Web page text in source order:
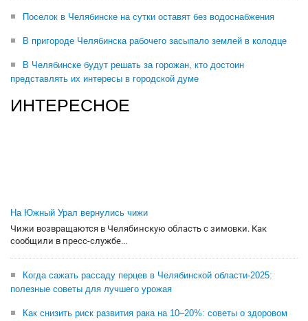
Поселок в Челябинске на сутки оставят без водоснабжения
В пригороде Челябинска рабочего засыпало землей в колодце
В Челябинске будут решать за горожан, кто достоин
представлять их интересы в городской думе
ИНТЕРЕСНОЕ
На Южный Урал вернулись чижи
Чижи возвращаются в Челябинскую область с зимовки. Как
сообщили в пресс-службе...
Когда сажать рассаду перцев в Челябинской области-2025:
полезные советы для лучшего урожая
Как снизить риск развития рака на 10–20%: советы о здоровом